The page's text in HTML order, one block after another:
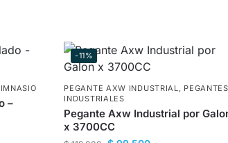
–
-11%
PEGANTE AXW INDUSTRIAL, PEGANTES
INDUSTRIALES
Pegante Axw Industrial por
x 3700CC